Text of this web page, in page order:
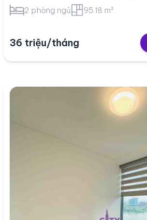
2 phòng ngủ 95.18 m²
36 triệu/tháng